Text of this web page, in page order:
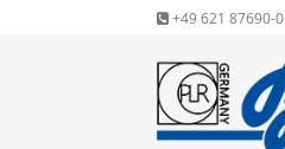
+49 621 87690-0